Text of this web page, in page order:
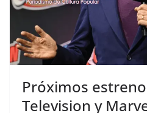
Próximos
Television y